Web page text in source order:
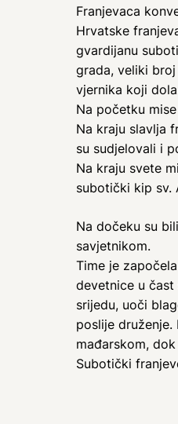
Franjevaca
Hrvatske
gvardijanu
grada, veliki
vjernika koji
Na početku
Na kraju slavlja
su sudjelovali i
Na kraju svete
subotički kip sv.
Na dočeku su
savjetnikom.
Time je
devetnice u čast
srijedu, uoči
poslije druženje.
mađarskom,
Subotički